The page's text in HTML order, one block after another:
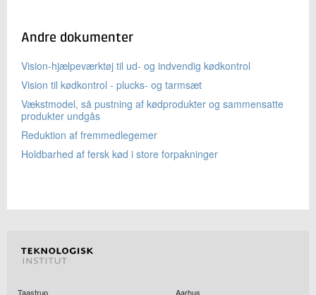
Andre dokumenter
Vision-hjælpeværktøj til ud- og indvendig kødkontrol
Vision til kødkontrol - plucks- og tarmsæt
Vækstmodel, så pustning af kødprodukter og sammensatte
produkter undgås
Reduktion af fremmedlegemer
Holdbarhed af fersk kød i store forpakninger
Taastrup
Aarhus